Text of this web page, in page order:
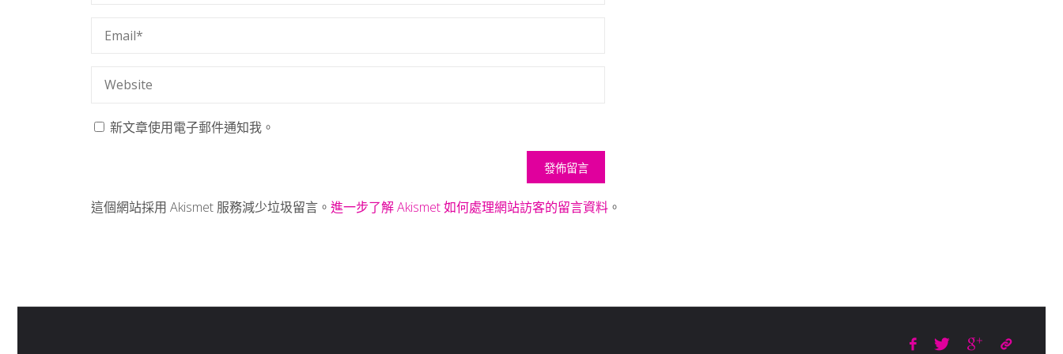
新文章使用電子郵件通知我。
這個網站採用 Akismet 服務減少垃圾留言。進一步了解 Akismet 如何處理網站訪客的留言資料 。